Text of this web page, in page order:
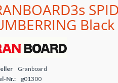
Black
Granboard
Nr.:
g01300